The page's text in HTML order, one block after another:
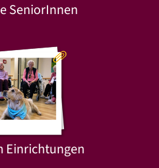
SeniorInnen
Einrichtungen